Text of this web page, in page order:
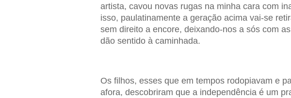
artista, cavou novas rugas na minha cara com
isso, paulatinamente a geração acima vai-se
sem direito a encore, deixando-nos a sós com
dão sentido à caminhada.
Os filhos, esses que em tempos rodopiavam e
afora, descobriram que a independência é um